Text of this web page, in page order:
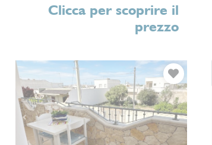
Clicca per scoprire il
prezzo
Previous Next